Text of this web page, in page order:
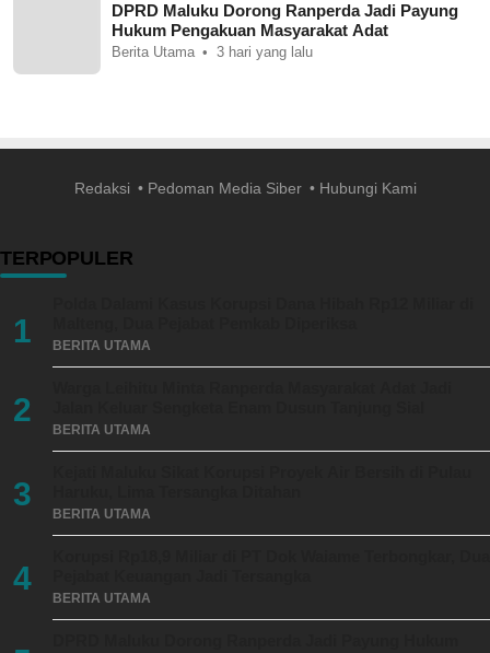
DPRD Maluku Dorong Ranperda Jadi Payung
Hukum Pengakuan Masyarakat Adat
Berita Utama 3 hari yang lalu
Redaksi Pedoman Media Siber Hubungi Kami
TERPOPULER
1 BERITA UTAMA
2
BERITA UTAMA
3
BERITA UTAMA
4
BERITA UTAMA